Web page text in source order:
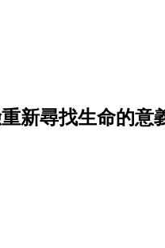
新尋找生命的意